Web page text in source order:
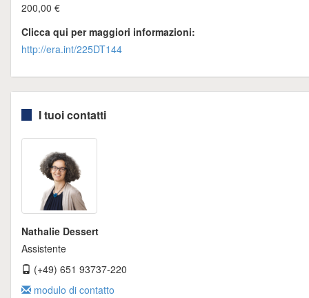
200,00 €
Clicca qui per maggiori informazioni:
http://era.int/225DT144
I tuoi contatti
Nathalie Dessert
Assistente
(+49) 651 93737-220
modulo di contatto